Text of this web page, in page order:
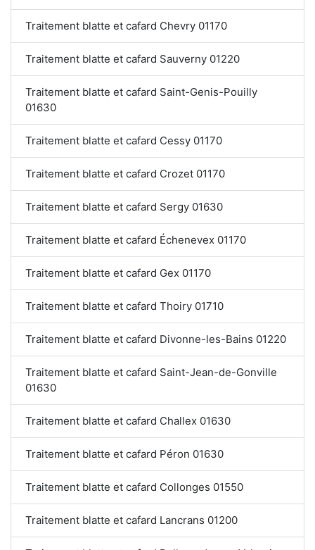
Traitement blatte et cafard Chevry 01170
Traitement blatte et cafard Sauverny 01220
Traitement blatte et cafard Saint-Genis-Pouilly
01630
Traitement blatte et cafard Cessy 01170
Traitement blatte et cafard Crozet 01170
Traitement blatte et cafard Sergy 01630
Traitement blatte et cafard Échenevex 01170
Traitement blatte et cafard Gex 01170
Traitement blatte et cafard Thoiry 01710
Traitement blatte et cafard Divonne-les-Bains 01220
Traitement blatte et cafard Saint-Jean-de-Gonville
01630
Traitement blatte et cafard Challex 01630
Traitement blatte et cafard Péron 01630
Traitement blatte et cafard Collonges 01550
Traitement blatte et cafard Lancrans 01200